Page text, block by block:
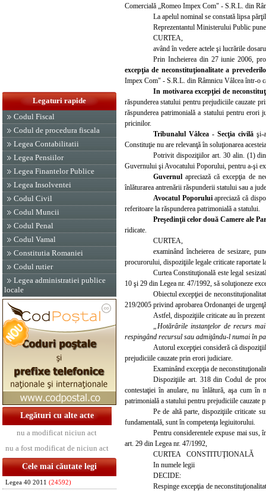
Legaturi rapide
Codul Fiscal
Codul de procedura fiscala
Legea Contabilitatii
Legea Pensiilor
Legea Finantelor Publice
Legea Insolventei
Codul Civil
Codul Muncii
Codul Penal
Codul Vamal
Constitutia Romaniei
Codul rutier
Legea administratiei publice
locale
Legături cu alte acte
nu a modificat niciun act
nu a fost modificat de niciun act
Cele mai căutate legi
Legea 40 2011 (24592)
Comercială „Romeo Impex Com" - S.R.L. din
La apelul nominal se constată lipsa
Reprezentantul Ministerului Public
CURTEA,
având în vedere actele şi lucrările
Prin Incheierea din 27 iunie 2006,
excepţia de neconstituţionalitate a
Impex Com" - S.R.L. din Râmnicu Vâlcea într-o
In motivarea excepţiei de
răspunderea statului pentru prejudiciile cauzate
răspunderea patrimonială a statului pentru erori
pricinilor.
Tribunalul Vâlcea - Secţia civilăşi-
Constituţie nu are relevanţă în soluţionarea
Potrivit dispoziţiilor art. 30 alin. (1) din
Guvernului şi Avocatului Poporului, pentru a-şi
Guvernulapreciază că excepţia de
înlăturarea antrenării răspunderii statului sau a
Avocatul Poporuluiapreciază că
referitoare la răspunderea patrimonială a statului.
Preşedinţii celor două Camere ale
ridicate.
CURTEA,
examinândîncheierea de sesizare,
procurorului, dispoziţiile legale criticate raportate
Curtea Constituţională este legal
10 şi 29 din Legea nr. 47/1992, să soluţioneze
Obiectul excepţiei de
219/2005 privind aprobarea Ordonanţei de
Astfel, dispoziţiile criticate au în
„Hotărârile instanţelor de recurs
respingând recursul sau admiţându-l numai în
Autorul excepţiei consideră că
prejudiciile cauzate prin erori judiciare.
Examinând excepţia de
Dispoziţiile art. 318 din Codul de
contestaţiei în anulare, nu înlătură, aşa cum în
patrimonială a statului pentru prejudiciile cauzate
Pe de altă parte, dispoziţiile criticate
fundamentală, sunt în competenţa legiuitorului.
Pentru considerentele expuse mai
art. 29 din Legea nr. 47/1992,
CURTEA CONSTITUŢIONALĂ
In numele legii
DECIDE:
Respinge excepţia de